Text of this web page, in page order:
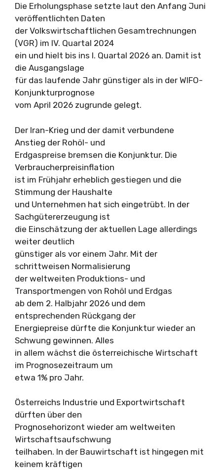
Die Erholungsphase setzte laut den Anfang Juni
veröffentlichten Daten
der Volkswirtschaftlichen Gesamtrechnungen
(VGR) im IV. Quartal 2024
ein und hielt bis ins I. Quartal 2026 an. Damit ist
die Ausgangslage
für das laufende Jahr günstiger als in der WIFO-
Konjunkturprognose
vom April 2026 zugrunde gelegt.
Der Iran-Krieg und der damit verbundene
Anstieg der Rohöl- und
Erdgaspreise bremsen die Konjunktur. Die
Verbraucherpreisinflation
ist im Frühjahr erheblich gestiegen und die
Stimmung der Haushalte
und Unternehmen hat sich eingetrübt. In der
Sachgütererzeugung ist
die Einschätzung der aktuellen Lage allerdings
weiter deutlich
günstiger als vor einem Jahr. Mit der
schrittweisen Normalisierung
der weltweiten Produktions- und
Transportmengen von Rohöl und Erdgas
ab dem 2. Halbjahr 2026 und dem
entsprechenden Rückgang der
Energiepreise dürfte die Konjunktur wieder an
Schwung gewinnen. Alles
in allem wächst die österreichische Wirtschaft
im Prognosezeitraum um
etwa 1% pro Jahr.
Österreichs Industrie und Exportwirtschaft
dürften über den
Prognosehorizont wieder am weltweiten
Wirtschaftsaufschwung
teilhaben. In der Bauwirtschaft ist hingegen mit
keinem kräftigen